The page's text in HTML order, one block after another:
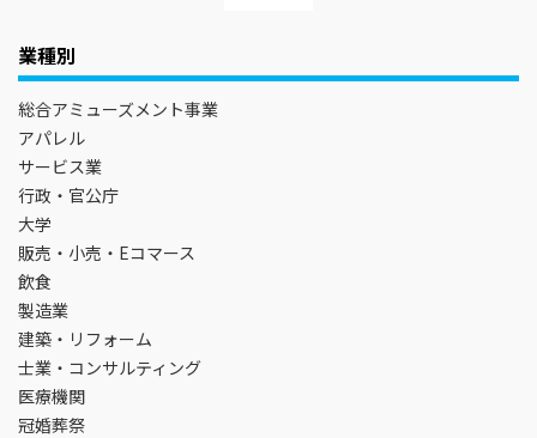
業種別
総合アミューズメント事業
アパレル
サービス業
行政・官公庁
大学
販売・小売・Eコマース
飲食
製造業
建築・リフォーム
士業・コンサルティング
医療機関
冠婚葬祭